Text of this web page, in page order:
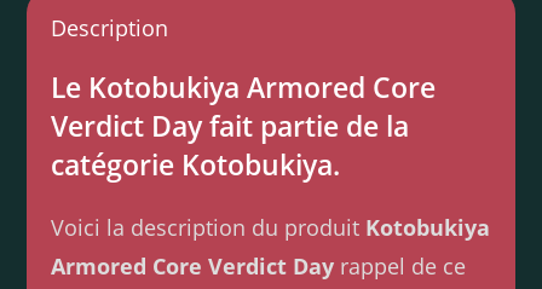
Description
Le Kotobukiya Armored Core
Verdict Day fait partie de la
catégorie Kotobukiya.
Voici la description du produit Kotobukiya
Armored Core Verdict Day rappel de ce